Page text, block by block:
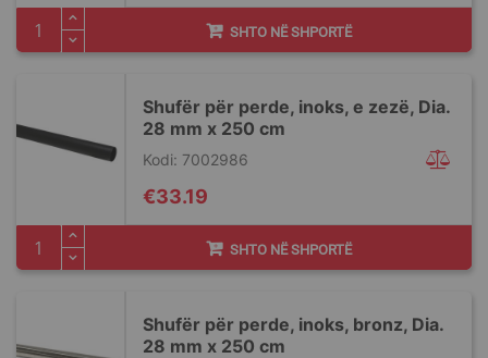
SHTO NË SHPORTË
Shufër për perde, inoks, e zezë, Dia.
28 mm x 250 cm
Kodi: 7002986
€33.19
SHTO NË SHPORTË
Shufër për perde, inoks, bronz, Dia.
28 mm x 250 cm